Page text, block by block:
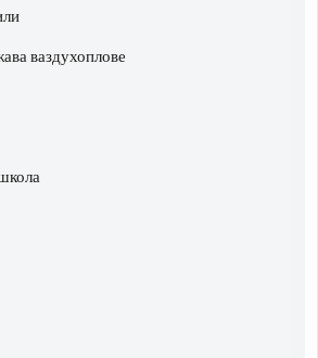
ваздухоплове